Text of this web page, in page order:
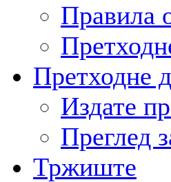
Правила
Претходне
Издате
Преглед
Тржиште